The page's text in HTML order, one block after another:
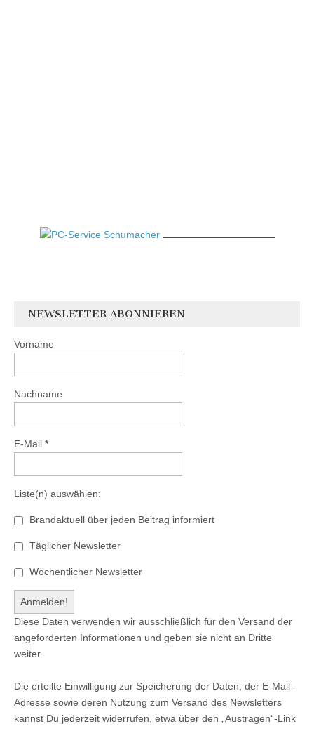
NEWSLETTER ABONNIEREN
Vorname
Nachname
E-Mail *
Liste(n) auswählen:
Brandaktuell über jeden Beitrag informiert
Täglicher Newsletter
Wöchentlicher Newsletter
Diese Daten verwenden wir ausschließlich für den Versand der
angeforderten Informationen und geben sie nicht an Dritte
weiter.
Die erteilte Einwilligung zur Speicherung der Daten, der E-Mail-
Adresse sowie deren Nutzung zum Versand des Newsletters
kannst Du jederzeit widerrufen, etwa über den „Austragen“-Link